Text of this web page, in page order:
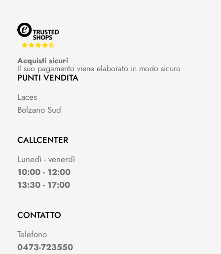
Acquisti sicuri
Il suo pagamento viene elaborato in modo sicuro
PUNTI VENDITA
Laces
Bolzano Sud
CALLCENTER
Lunedì - venerdì
10:00 - 12:00
13:30 - 17:00
CONTATTO
Telefono
0473-723550